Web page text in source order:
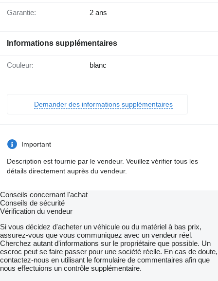
Garantie: 2 ans
Informations supplémentaires
Couleur: blanc
Demander des informations supplémentaires
Important
Description est fournie par le vendeur. Veuillez vérifier tous les
détails directement auprès du vendeur.
Conseils concernant l'achat
Conseils de sécurité
Vérification du vendeur
Si vous décidez d'acheter un véhicule ou du matériel à bas prix,
assurez-vous que vous communiquez avec un vendeur réel.
Cherchez autant d'informations sur le propriétaire que possible. Un
escroc peut se faire passer pour une société réelle. En cas de doute,
contactez-nous en utilisant le formulaire de commentaires afin que
nous effectuions un contrôle supplémentaire.